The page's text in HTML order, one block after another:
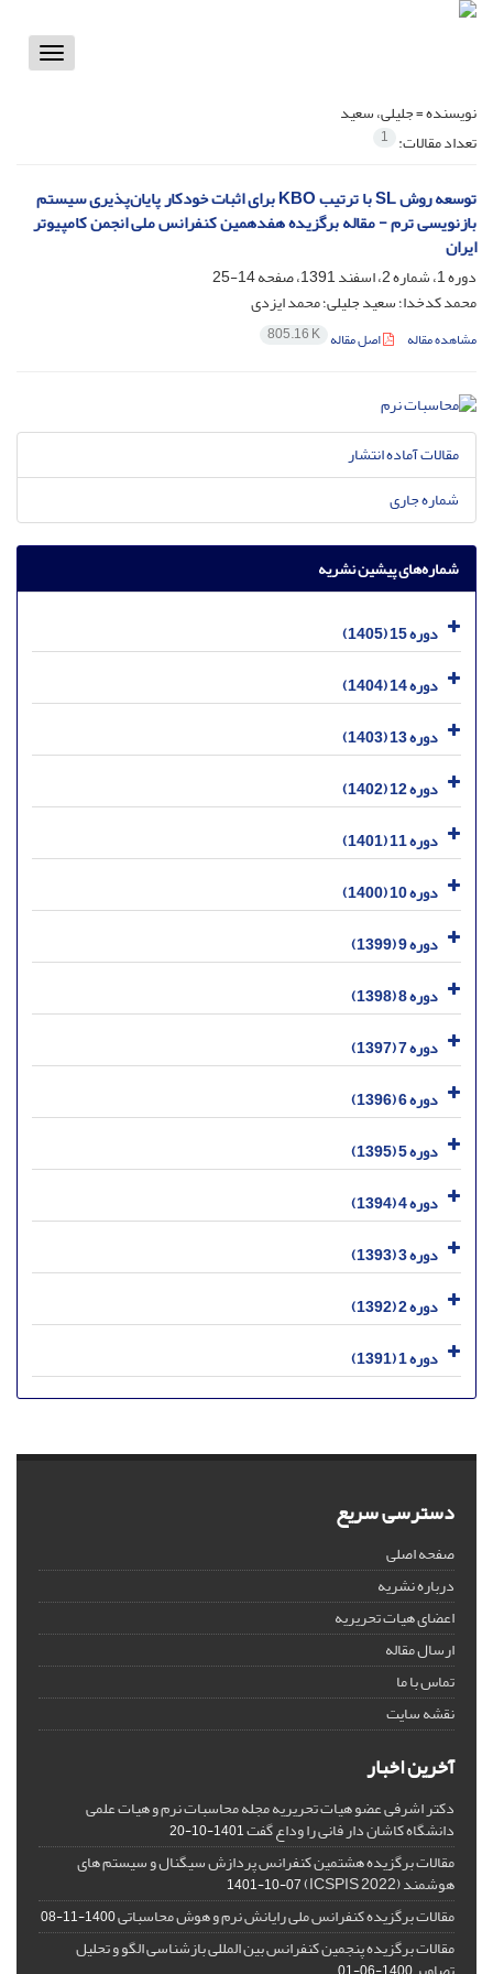
Toggle
نویسنده =جلیلی، سعید
تعداد مقالات: 1
توسعه روش SL با ترتیب KBO برای اثبات خودکار پایان‌پذیری سیستم
بازنویسی ترم - مقاله برگزیده هفدهمین کنفرانس ملی انجمن کامپیوتر
ایران
دوره 1، شماره 2، اسفند 1391، صفحه
14-25
محمد کدخدا؛ سعید جلیلی؛ محمد ایزدی
مشاهده مقاله اصل مقاله 805.16 K
مقالات آماده انتشار
شماره جاری
شماره‌های پیشین نشریه
دوره 15 (1405)
دوره 14 (1404)
دوره 13 (1403)
دوره 12 (1402)
دوره 11 (1401)
دوره 10 (1400)
دوره 9 (1399)
دوره 8 (1398)
دوره 7 (1397)
دوره 6 (1396)
دوره 5 (1395)
دوره 4 (1394)
دوره 3 (1393)
دوره 2 (1392)
دوره 1 (1391)
دسترسی سریع
صفحه اصلی
درباره نشریه
اعضای هیات تحریریه
ارسال مقاله
تماس با ما
نقشه سایت
آخرین اخبار
دکتر اشرفی عضو هیات تحریریه مجله محاسبات نرم و هیات علمی
دانشگاه کاشان دار فانی را وداع گفت1401-10-20
مقالات برگزیده هشتمین کنفرانس پردازش سیگنال و سیستم های
هوشمند (ICSPIS 2022) 1401-10-07
مقالات برگزیده کنفرانس ملی رایانش نرم و هوش محاسباتی1400-11-08
مقالات برگزیده پنجمین کنفرانس بین المللی بازشناسی الگو و تحلیل